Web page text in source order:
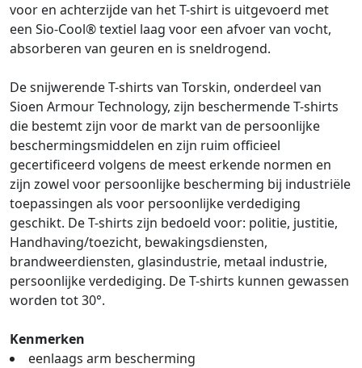
voor en achterzijde van het T-shirt is uitgevoerd met
een Sio-Cool® textiel laag voor een afvoer van vocht,
absorberen van geuren en is sneldrogend.
De snijwerende T-shirts van Torskin, onderdeel van
Sioen Armour Technology, zijn beschermende T-shirts
die bestemt zijn voor de markt van de persoonlijke
beschermingsmiddelen en zijn ruim officieel
gecertificeerd volgens de meest erkende normen en
zijn zowel voor persoonlijke bescherming bij industriële
toepassingen als voor persoonlijke verdediging
geschikt. De T-shirts zijn bedoeld voor: politie, justitie,
Handhaving/toezicht, bewakingsdiensten,
brandweerdiensten, glasindustrie, metaal industrie,
persoonlijke verdediging. De T-shirts kunnen gewassen
worden tot 30°.
Kenmerken
eenlaags arm bescherming